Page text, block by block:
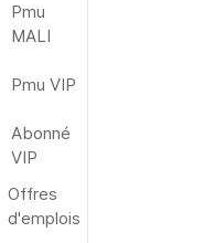
Pmu
MALI
Pmu VIP
Abonné
VIP
Offres
d'emplois